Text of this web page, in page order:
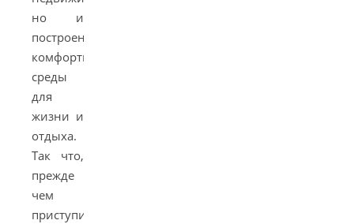
но и
построение
комфортной
среды
для
жизни и
отдыха.
Так что,
прежде
чем
приступить